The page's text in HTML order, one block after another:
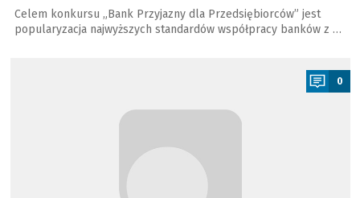
Celem konkursu „Bank Przyjazny dla Przedsiębiorców” jest
popularyzacja najwyższych standardów współpracy banków z …
0